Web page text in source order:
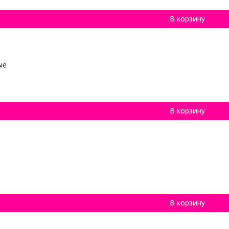
В корзину
В корзину
В корзину